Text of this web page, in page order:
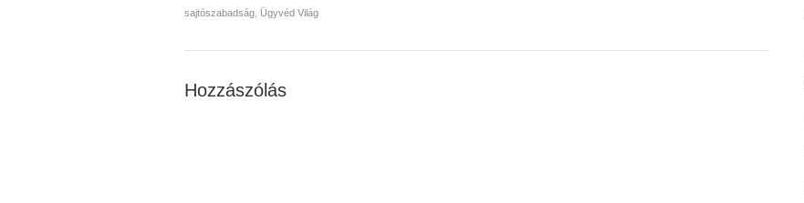
sajtószabadság Ügyvéd Világ
Hozzászólás